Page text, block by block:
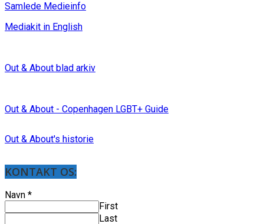
Samlede Medieinfo
Mediakit in English
Out & About blad arkiv
Out & About - Copenhagen LGBT+ Guide
Out & About's historie
KONTAKT OS:
Navn *
First
Last